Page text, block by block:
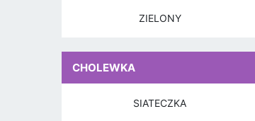
ZIELONY
CHOLEWKA
SIATECZKA